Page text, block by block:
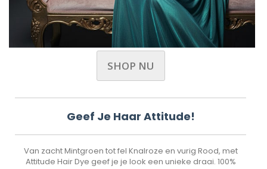
SHOP NU
Geef Je Haar Attitude!
Van zacht Mintgroen tot fel Knalroze en vurig Rood, met
Attitude Hair Dye geef je je look een unieke draai. 100%